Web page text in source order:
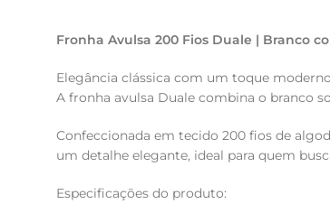
Fronha Avulsa 200 Fios Duale | Branco
Elegância clássica com um toque
A fronha avulsa Duale combina o branco
Confeccionada em tecido 200 fios de
um detalhe elegante, ideal para quem
Especificações do produto: